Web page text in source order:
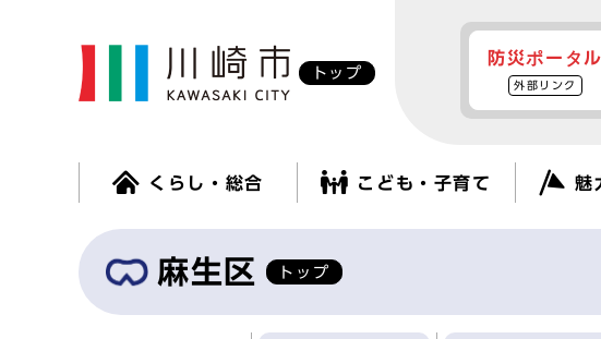
トップ
防災ポータル
外部リンク
くらし・総合 こども・子育て 魅
麻生区 トップ